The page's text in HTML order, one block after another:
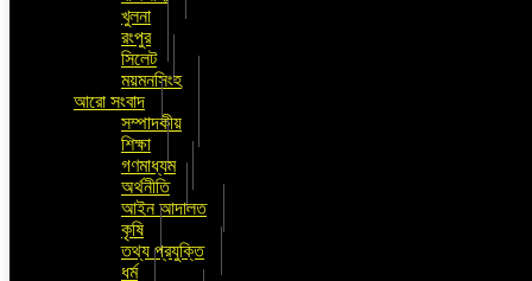
খুলনা
রংপুর
সিলেট
ময়মনসিংহ
আরো সংবাদ
সম্পাদকীয়
শিক্ষা
গণমাধ্যম
অর্থনীতি
আইন আদালত
কৃষি
তথ্য প্রযুক্তি
ধর্ম